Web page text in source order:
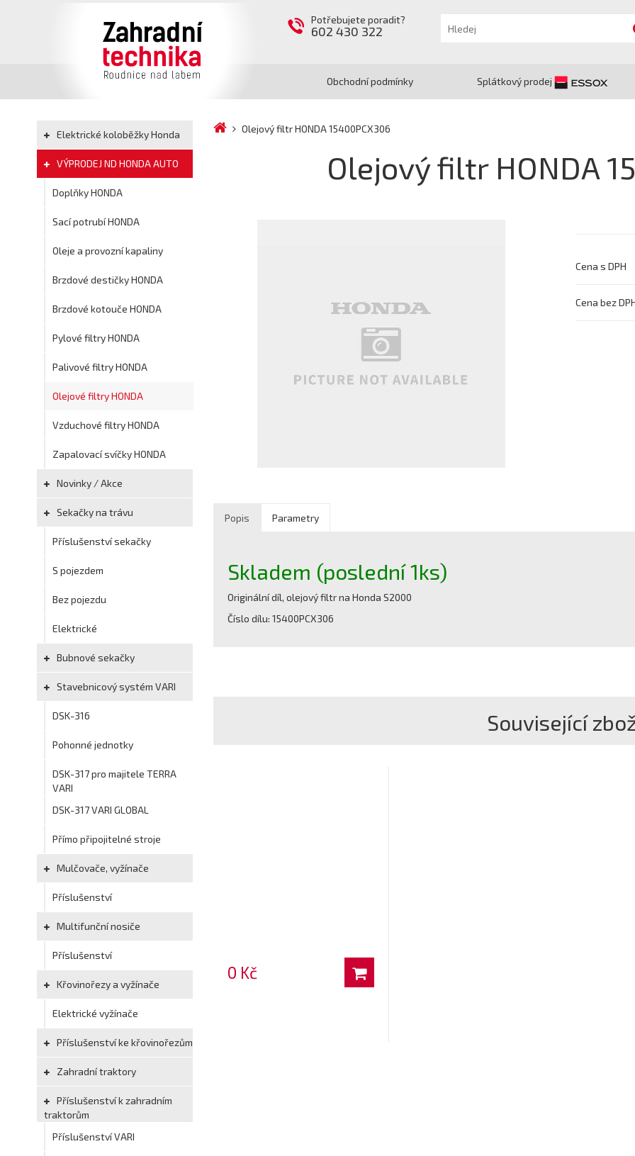
Potřebujete poradit?
602 430 322
Obchodní podmínky Splátkový prodej
Elektrické koloběžky Honda
VÝPRODEJ ND HONDA AUTO
Doplňky HONDA
Sací potrubí HONDA
Oleje a provozní kapaliny
Brzdové destičky HONDA
Brzdové kotouče HONDA
Pylové filtry HONDA
Palivové filtry HONDA
Olejové filtry HONDA
Vzduchové filtry HONDA
Zapalovací svíčky HONDA
Novinky / Akce
Sekačky na trávu
Příslušenství sekačky
S pojezdem
Bez pojezdu
Elektrické
Bubnové sekačky
Stavebnicový systém VARI
DSK-316
Pohonné jednotky
DSK-317 pro majitele TERRA
VARI
DSK-317 VARI GLOBAL
Přímo připojitelné stroje
Mulčovače, vyžínače
Příslušenství
Multifunční nosiče
Příslušenství
Křovinořezy a vyžínače
Elektrické vyžínače
Příslušenství ke křovinořezům
Zahradní traktory
Příslušenství k zahradním
traktorům
Příslušenství VARI
Olejový filtr HONDA 15400PCX306
Olejový filtr HONDA
Cena s DPH
Cena bez
Popis Parametry
Skladem (poslední 1ks)
Originální díl, olejový filtr na Honda S2000
Číslo dílu: 15400PCX306
Související
0 Kč